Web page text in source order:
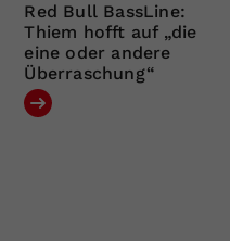
Red Bull BassLine:
Thiem hofft auf „die
eine oder andere
Überraschung“